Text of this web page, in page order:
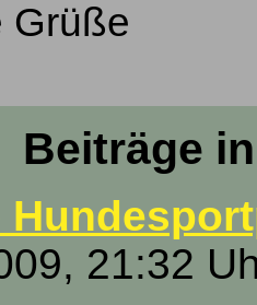
Grüße
Beiträge
21:32